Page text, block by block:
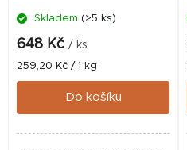
Skladem (>5 ks)
648 Kč / ks
Měrná
cena:
259,20 Kč / 1 kg
Do košíku